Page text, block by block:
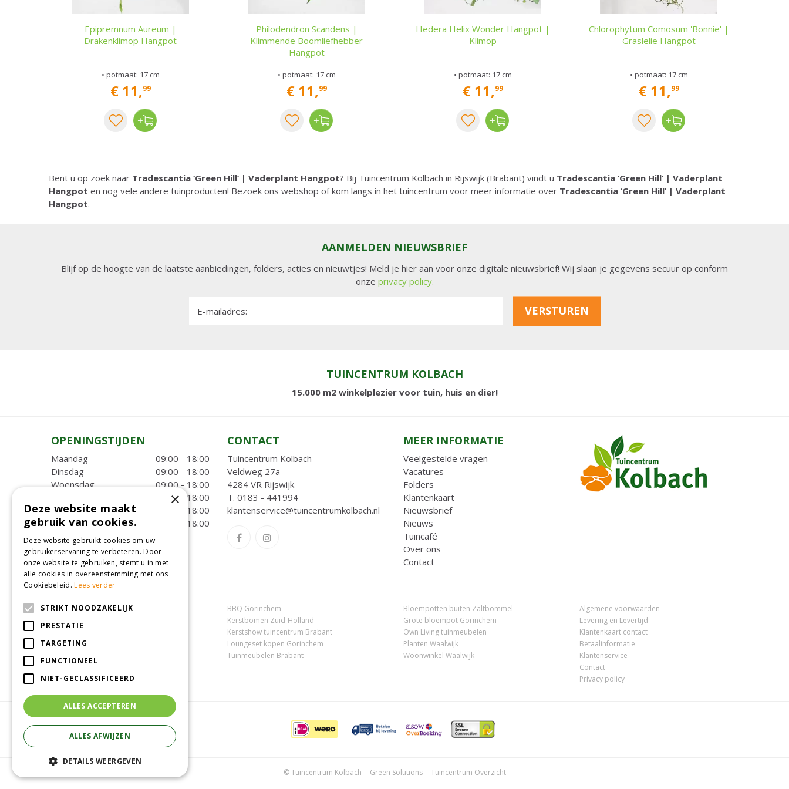
Epipremnum Aureum |
Drakenklimop Hangpot
• potmaat: 17 cm
€ 11,99
Philodendron Scandens |
Klimmende Boomliefhebber
Hangpot
• potmaat: 17 cm
€ 11,99
Hedera Helix Wonder Hangpot |
Klimop
• potmaat: 17 cm
€ 11,99
Chlorophytum Comosum 'Bonnie' |
Graslelie Hangpot
• potmaat: 17 cm
€ 11,99
Bent u op zoek naar Tradescantia ‘Green Hill’ | Vaderplant Hangpot? Bij Tuincentrum Kolbach in Rijswijk (Brabant) vindt u Tradescantia ‘Green Hill’ | Vaderplant
Hangpot en nog vele andere tuinproducten! Bezoek ons webshop of kom langs in het tuincentrum voor meer informatie over Tradescantia ‘Green Hill’ | Vaderplant
Hangpot.
AANMELDEN NIEUWSBRIEF
Blijf op de hoogte van de laatste aanbiedingen, folders, acties en nieuwtjes! Meld je hier aan voor onze digitale nieuwsbrief! Wij slaan je gegevens secuur op conform
onze privacy policy.
E-mailadres:
TUINCENTRUM KOLBACH
15.000 m2 winkelplezier voor tuin, huis en dier!
OPENINGSTIJDEN
Maandag
09:00 - 18:00
Dinsdag
09:00 - 18:00
Woensdag
09:00 - 18:00
09:00 - 18:00
Vrijdag
09:00 - 18:00
Zaterdag
09:00 - 18:00
Toon alle openingstijden
CONTACT
Tuincentrum Kolbach
Veldweg 27a
4284 VR Rijswijk
T. 0183 - 441994
klantenservice@tuincentrumkolbach.nl
MEER INFORMATIE
Veelgestelde vragen
Vacatures
Folders
Klantenkaart
Nieuwsbrief
Nieuws
Tuincafé
Over ons
Contact
Dierenwinkel Oosterhout
Tuincentrum Zuid-Holland
BBQ Gorinchem
Kerstbomen Zuid-Holland
Kerstshow tuincentrum Brabant
Loungeset kopen Gorinchem
Tuinmeubelen Brabant
Bloempotten buiten Zaltbommel
Grote bloempot Gorinchem
Own Living tuinmeubelen
Planten Waalwijk
Woonwinkel Waalwijk
Algemene voorwaarden
Levering en Levertijd
Klantenkaart contact
Betaalinformatie
Klantenservice
Contact
Privacy policy
© Tuincentrum Kolbach Green Solutions Tuincentrum Overzicht
×
Deze website maakt
gebruik van cookies.
Deze website gebruikt cookies om uw
gebruikerservaring te verbeteren. Door
onze website te gebruiken, stemt u in met
alle cookies in overeenstemming met ons
Cookiebeleid.Lees verder
STRIKT NOODZAKELIJK
PRESTATIE
TARGETING
FUNCTIONEEL
NIET-GECLASSIFICEERD
ALLES ACCEPTEREN
ALLES AFWIJZEN
DETAILS WEERGEVEN